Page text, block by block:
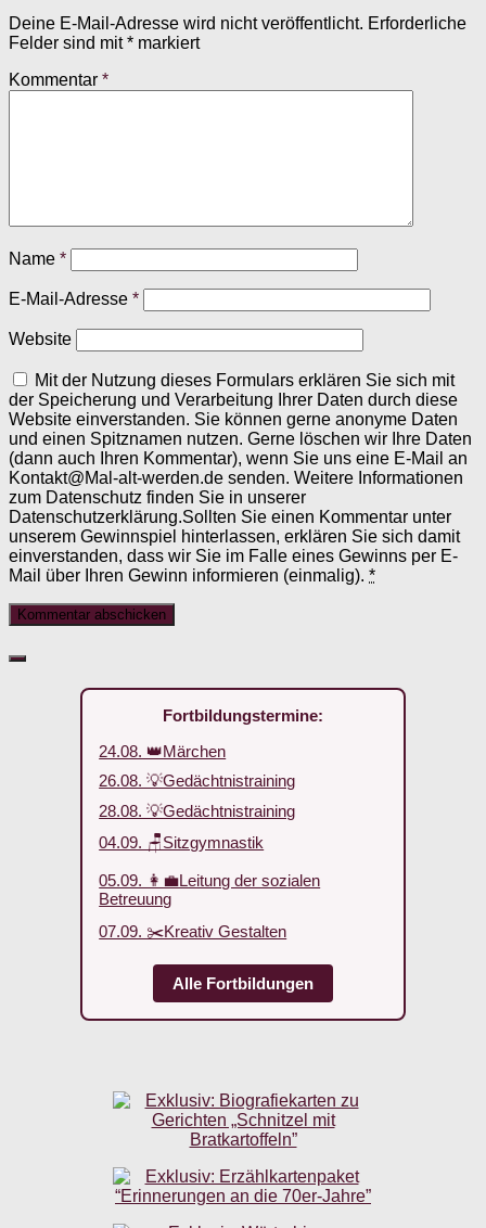
Deine E-Mail-Adresse wird nicht veröffentlicht. Erforderliche
Felder sind mit* markiert
Kommentar *
Name *
E-Mail-Adresse *
Website
Mit der Nutzung dieses Formulars erklären Sie sich mit
der Speicherung und Verarbeitung Ihrer Daten durch diese
Website einverstanden. Sie können gerne anonyme Daten
und einen Spitznamen nutzen. Gerne löschen wir Ihre Daten
(dann auch Ihren Kommentar), wenn Sie uns eine E-Mail an
Kontakt@Mal-alt-werden.de senden. Weitere Informationen
zum Datenschutz finden Sie in unserer
Datenschutzerklärung.Sollten Sie einen Kommentar unter
unserem Gewinnspiel hinterlassen, erklären Sie sich damit
einverstanden, dass wir Sie im Falle eines Gewinns per E-
Mail über Ihren Gewinn informieren (einmalig). *
Fortbildungstermine:
24.08. 👑Märchen
26.08. 💡Gedächtnistraining
28.08. 💡Gedächtnistraining
04.09. 🪑Sitzgymnastik
05.09. 👩‍💼Leitung der sozialen
Betreuung
07.09. ✂️Kreativ Gestalten
Alle Fortbildungen